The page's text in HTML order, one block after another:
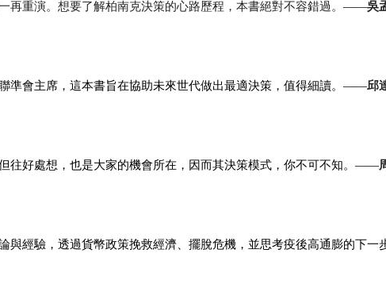
重演。想要了解柏南克決策的心路歷程，本書絕對不容錯過。 ——吳
準會主席，這本書旨在協助未來世代做出最適決策，值得細讀。——邱
往好處想，也是大家的機會所在，因而其決策模式，你不可不知。——
與經驗，透過貨幣政策挽救經濟、擺脫危機，並思考疫後高通膨的下一